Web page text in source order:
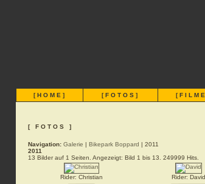
[HOME ] [FOTOS ] [FILME
[ FOTOS ]
Navigation: Galerie Bikepark Boppard
| 2011
2011
13 Bilder auf 1 Seiten. Angezeigt: Bild 1 bis 13. 249999 Hits.
Rider: Christian Rider: David